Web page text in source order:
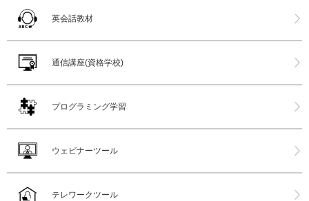
英会話教材
通信講座(資格学校)
プログラミング学習
ウェビナーツール
テレワークツール